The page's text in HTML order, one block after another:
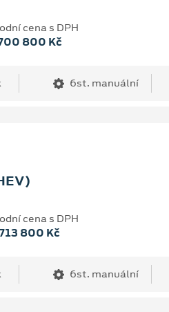
cena s DPH
800 Kč
6st. manuální
cena s DPH
800 Kč
6st. manuální